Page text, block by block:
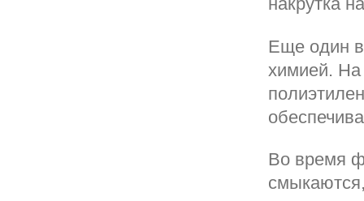
Еще один
химией. На
Во время